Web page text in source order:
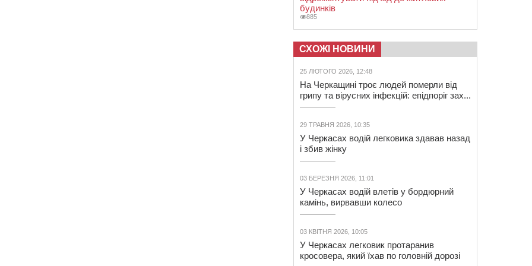
будинків
885
СХОЖІ НОВИНИ
25 ЛЮТОГО 2026, 12:48
На Черкащині троє людей померли від
грипу та вірусних інфекцій: епідпоріг зах...
29 ТРАВНЯ 2026, 10:35
У Черкасах водій легковика здавав назад
і збив жінку
03 БЕРЕЗНЯ 2026, 11:01
У Черкасах водій влетів у бордюрний
камінь, вирвавши колесо
03 КВІТНЯ 2026, 10:05
У Черкасах легковик протаранив
кросовера, який їхав по головній дорозі